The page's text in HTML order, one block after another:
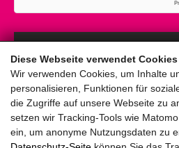
Diese Webseite verwendet Cookies
Wir verwenden Cookies, um Inhalte
personalisieren, Funktionen für
die Zugriffe auf unsere Webseite zu
setzen wir Tracking-Tools wie
ein, um anonyme Nutzungsdaten zu
Anmelden
pinzweb.at GmbH & Co KG